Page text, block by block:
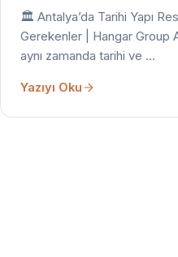
🏛️ Antalya’da Tarihi Yapı
Gerekenler | Hangar Group
aynı zamanda tarihi ve …
Yazıyı Oku